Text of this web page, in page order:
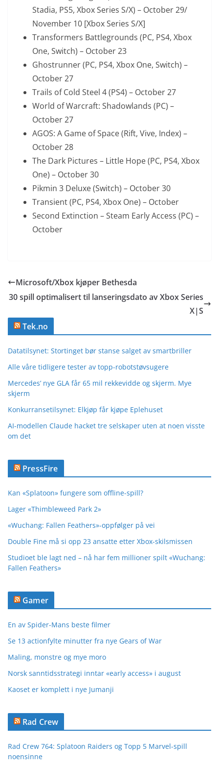
Stadia, PS5, Xbox Series S/X) – October 29/
November 10 [Xbox Series S/X]
Transformers Battlegrounds (PC, PS4, Xbox
One, Switch) – October 23
Ghostrunner (PC, PS4, Xbox One, Switch) –
October 27
Trails of Cold Steel 4 (PS4) – October 27
World of Warcraft: Shadowlands (PC) –
October 27
AGOS: A Game of Space (Rift, Vive, Index) –
October 28
The Dark Pictures – Little Hope (PC, PS4, Xbox
One) – October 30
Pikmin 3 Deluxe (Switch) – October 30
Transient (PC, PS4, Xbox One) – October
Second Extinction – Steam Early Access (PC) –
October
Microsoft/Xbox kjøper Bethesda
30 spill optimalisert til lanseringsdato av Xbox Series
X|S
Tek.no
Datatilsynet: Stortinget bør stanse salget av smartbriller
Alle våre tidligere tester av topp-robotstøvsugere
Mercedes’ nye GLA får 65 mil rekkevidde og skjerm. Mye
skjerm
Konkurransetilsynet: Elkjøp får kjøpe Eplehuset
AI-modellen Claude hacket tre selskaper uten at noen visste
om det
PressFire
Kan «Splatoon» fungere som offline-spill?
Lager «Thimbleweed Park 2»
«Wuchang: Fallen Feathers»-oppfølger på vei
Double Fine må si opp 23 ansatte etter Xbox-skilsmissen
Studioet ble lagt ned – nå har fem millioner spilt «Wuchang:
Fallen Feathers»
Gamer
En av Spider-Mans beste filmer
Se 13 actionfylte minutter fra nye Gears of War
Maling, monstre og mye moro
Norsk sanntidsstrategi inntar «early access» i august
Kaoset er komplett i nye Jumanji
Rad Crew
Rad Crew 764: Splatoon Raiders og Topp 5 Marvel-spill
noensinne